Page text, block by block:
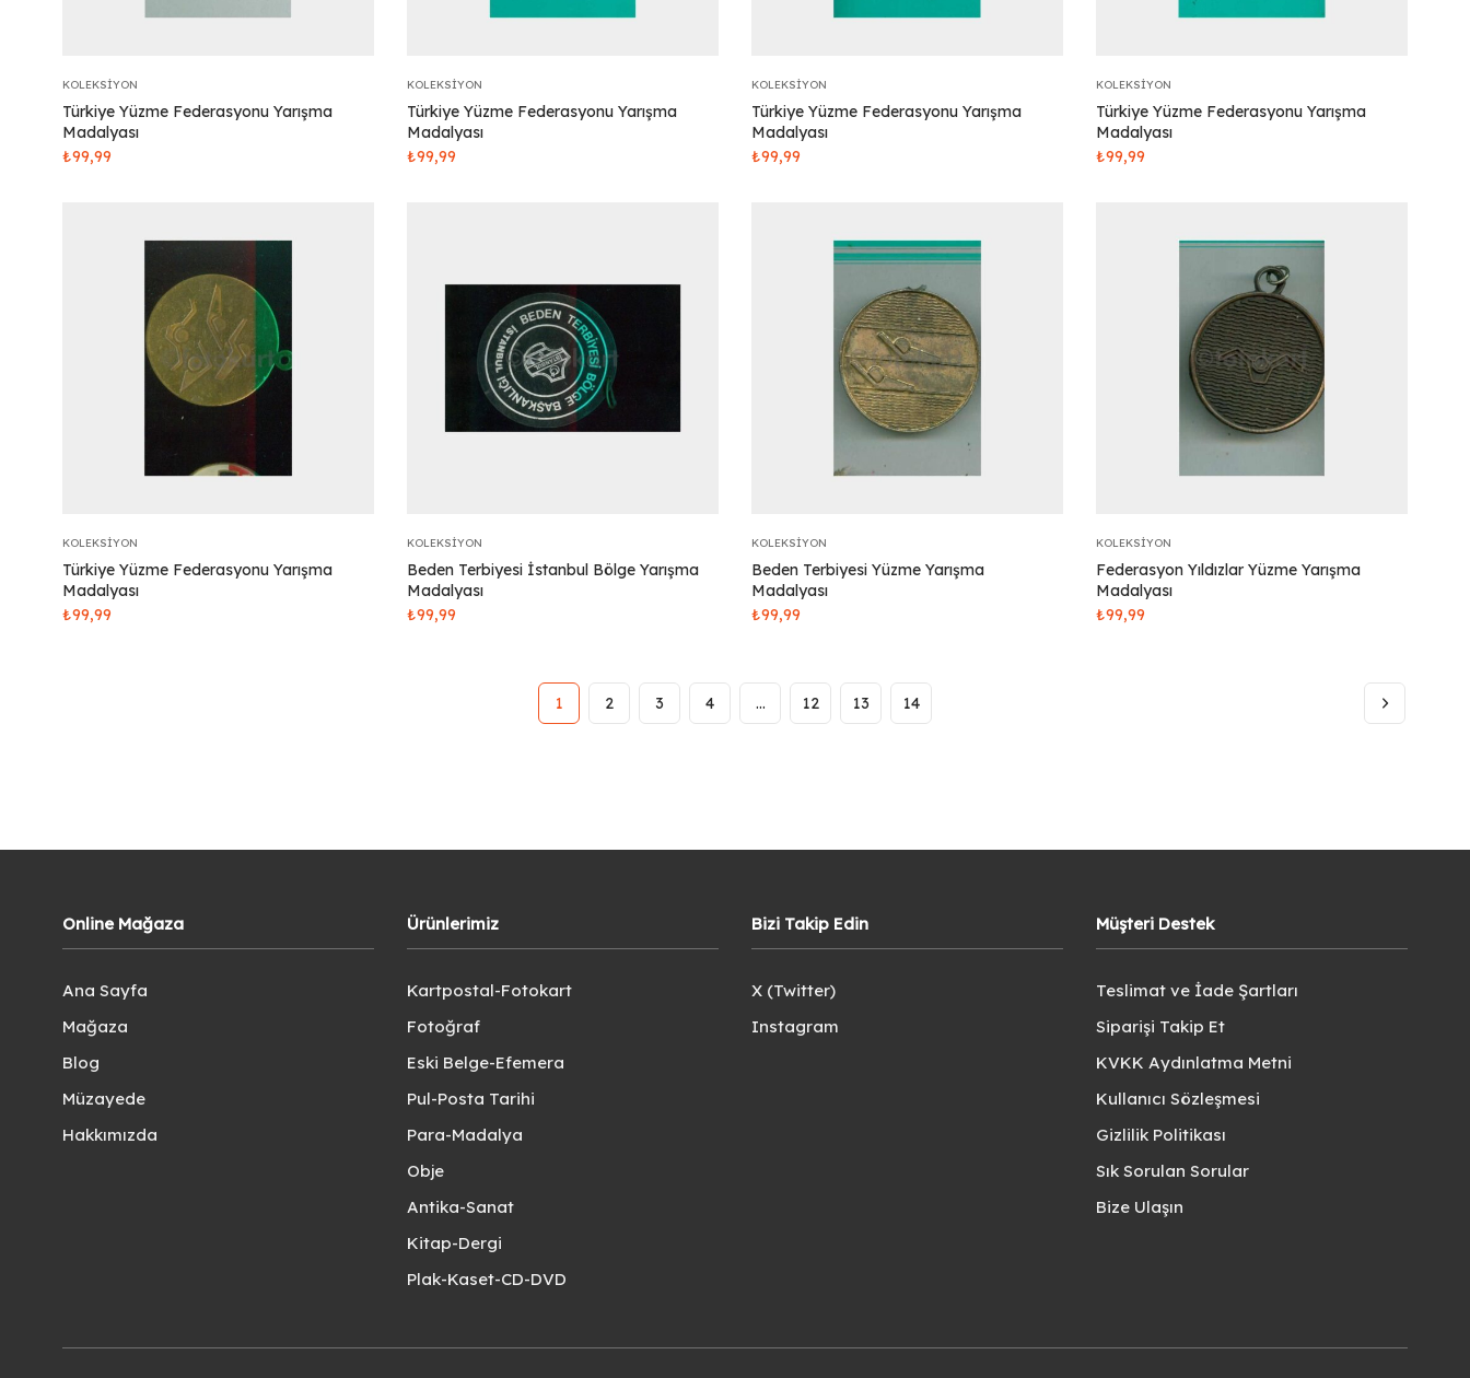
KOLEKSIYON
Türkiye Yüzme Federasyonu Yarışma
Madalyası
₺99,99
KOLEKSIYON
Türkiye Yüzme Federasyonu Yarışma
Madalyası
₺99,99
KOLEKSIYON
Türkiye Yüzme Federasyonu Yarışma
Madalyası
₺99,99
KOLEKSIYON
Türkiye Yüzme Federasyonu Yarışma
Madalyası
₺99,99
KOLEKSIYON
Türkiye Yüzme Federasyonu Yarışma
Madalyası
₺99,99
KOLEKSIYON
Beden Terbiyesi İstanbul Bölge Yarışma
Madalyası
₺99,99
KOLEKSIYON
Beden Terbiyesi Yüzme Yarışma
Madalyası
₺99,99
KOLEKSIYON
Federasyon Yıldızlar Yüzme Yarışma
Madalyası
₺99,99
1 2 3 4 … 12 13 14
Online Mağaza
Ana Sayfa
Mağaza
Blog
Müzayede
Hakkımızda
Ürünlerimiz
Kartpostal-Fotokart
Fotoğraf
Eski Belge-Efemera
Pul-Posta Tarihi
Para-Madalya
Obje
Antika-Sanat
Kitap-Dergi
Plak-Kaset-CD-DVD
Bizi Takip Edin
X (Twitter)
Instagram
Müşteri Destek
Teslimat ve İade Şartları
Siparişi Takip Et
KVKK Aydınlatma Metni
Kullanıcı Sözleşmesi
Gizlilik Politikası
Sık Sorulan Sorular
Bize Ulaşın